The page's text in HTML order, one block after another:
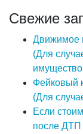
Свежие
Движимое
(Для
Фейковый
(Для
Если
после ДТП